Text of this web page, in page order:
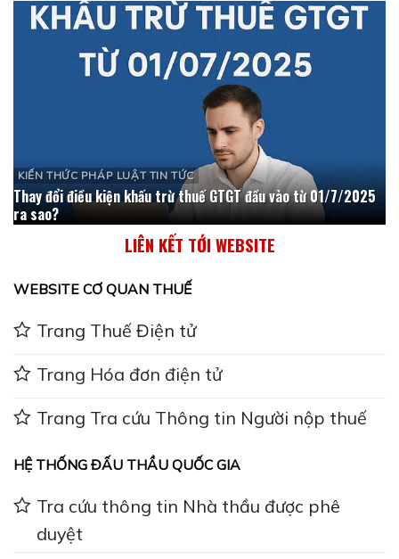
KIẾN THỨC PHÁP LUẬT TIN TỨC
Thay đổi điều kiện khấu trừ thuế GTGT đầu vào từ 01/7/2025
ra sao?
LIÊN KẾT TỚI WEBSITE
WEBSITE CƠ QUAN THUẾ
Trang Thuế Điện tử
Trang Hóa đơn điện tử
Trang Tra cứu Thông tin Người nộp thuế
HỆ THỐNG ĐẤU THẦU QUỐC GIA
Tra cứu thông tin Nhà thầu được phê
duyệt